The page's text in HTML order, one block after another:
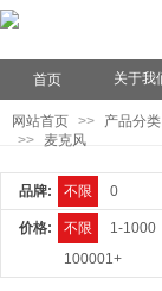
首页 关于我
网站首页 >> 产品分类
>>
麦克风
品牌: 不限 0
价格: 不限 1-1000
100001+